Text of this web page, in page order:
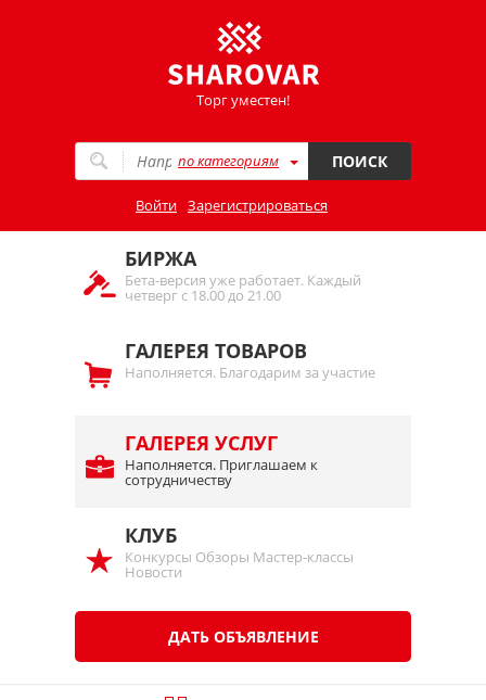
Торг уместен!
по категориям ПОИСК
Войти Зарегистрироваться
БИРЖА
Бета-версия уже работает. Каждый
четверг с 18.00 до 21.00
ГАЛЕРЕЯ ТОВАРОВ
Наполняется. Благодарим за участие
ГАЛЕРЕЯ УСЛУГ
Наполняется. Приглашаем к
сотрудничеству
КЛУБ
Конкурсы Обзоры Мастер-классы
Новости
ДАТЬ ОБЪЯВЛЕНИЕ